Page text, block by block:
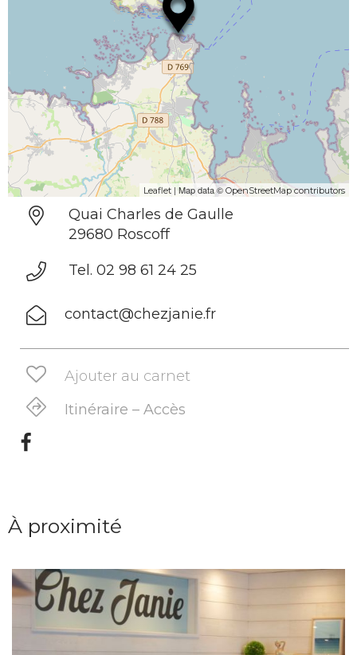
Leaflet | Map data © OpenStreetMap contributors
Quai Charles de Gaulle
29680 Roscoff
Tel. 02 98 61 24 25
contact@chezjanie.fr
Ajouter au carnet
Itinéraire – Accès
À proximité